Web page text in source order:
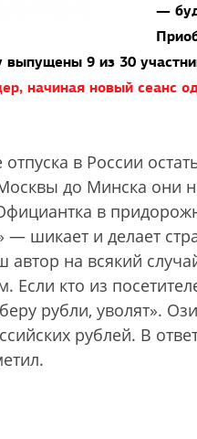
—
9 из 30
начиная новый сеанс
в России
до Минска они
в
— шикает и делает
автор на всякий
кто из
рубли, уволят».
рублей. В